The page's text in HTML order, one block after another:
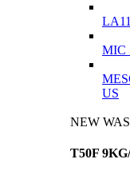
MIC
US
NEW
T50F